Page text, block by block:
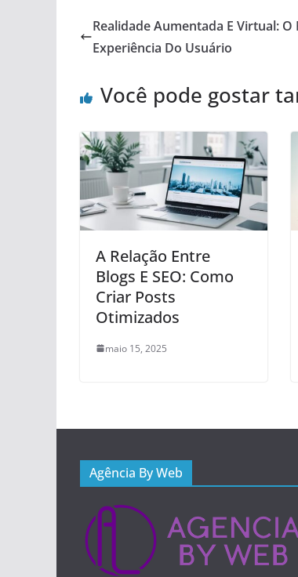
Realidade Aumentada E Virtual: O
Experiência Do Usuário
Você pode gostar
A Relação Entre
Blogs E SEO: Como
Criar Posts
Otimizados
maio 15, 2025
Agência By Web